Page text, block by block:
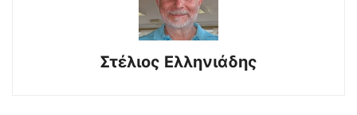
Στέλιος Ελληνιάδης